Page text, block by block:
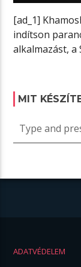
[ad_1]
indítson
alkalmazást,
MIT
ADATVÉDELEM